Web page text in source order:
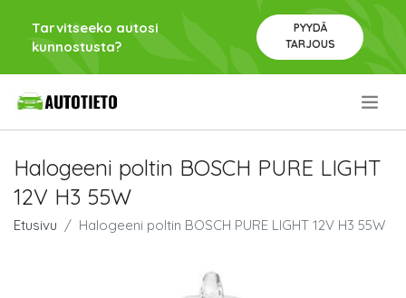
Tarvitseeko autosi
kunnostusta?
PYYDÄ
TARJOUS
Halogeeni poltin BOSCH PURE LIGHT
12V H3 55W
Etusivu Halogeeni poltin BOSCH PURE LIGHT 12V H3 55W